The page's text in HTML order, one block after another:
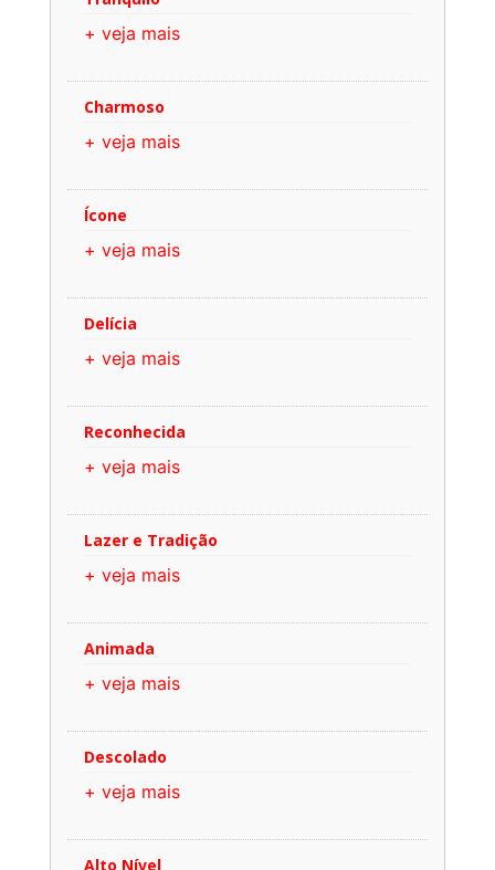
+ veja mais
Charmoso
+ veja mais
Ícone
+ veja mais
Delícia
+ veja mais
Reconhecida
+ veja mais
Lazer e Tradição
+ veja mais
Animada
+ veja mais
Descolado
+ veja mais
Alto Nível